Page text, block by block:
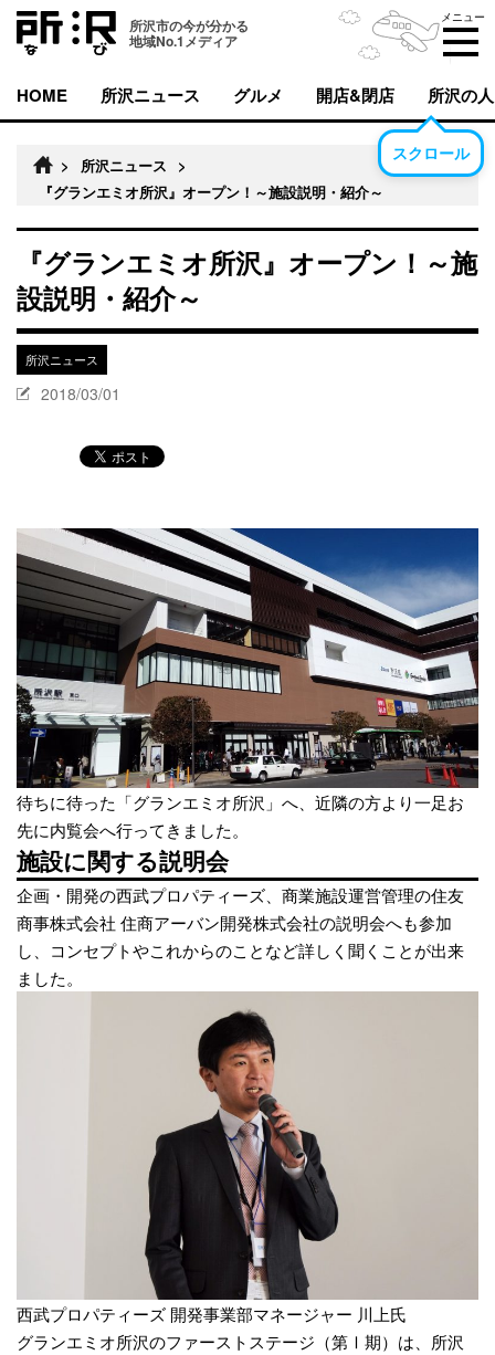
所沢市の今が分かる
地域No.1メディア
メニュー
HOME 所沢ニュース グルメ 開店&閉店 所沢の人
スクロール
> 所沢ニュース
>
『グランエミオ所沢』オープン！～施設説明・紹介～
『グランエミオ所沢』オープン！～施
設説明・紹介～
所沢ニュース
2018/03/01
待ちに待った「グランエミオ所沢」へ、近隣の方より一足お
先に内覧会へ行ってきました。
施設に関する説明会
企画・開発の西武プロパティーズ、商業施設運営管理の住友
商事株式会社 住商アーバン開発株式会社の説明会へも参加
し、コンセプトやこれからのことなど詳しく聞くことが出来
ました。
西武プロパティーズ 開発事業部マネージャー 川上氏
グランエミオ所沢のファーストステージ（第Ⅰ期）は、所沢